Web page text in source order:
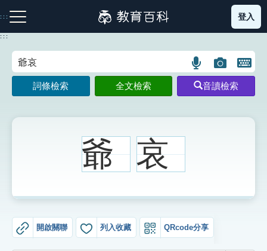
到
主
:::
注音索引圖示 筆畫索引圖示 部首索引表圖示
生字詞彙表
登入
:::
語
言
搜
圖
片
搜
開
鍵
圖
詞條檢索 全文檢索 音讀檢索
爺 哀
開啟關聯 列入收藏 QRcode分享